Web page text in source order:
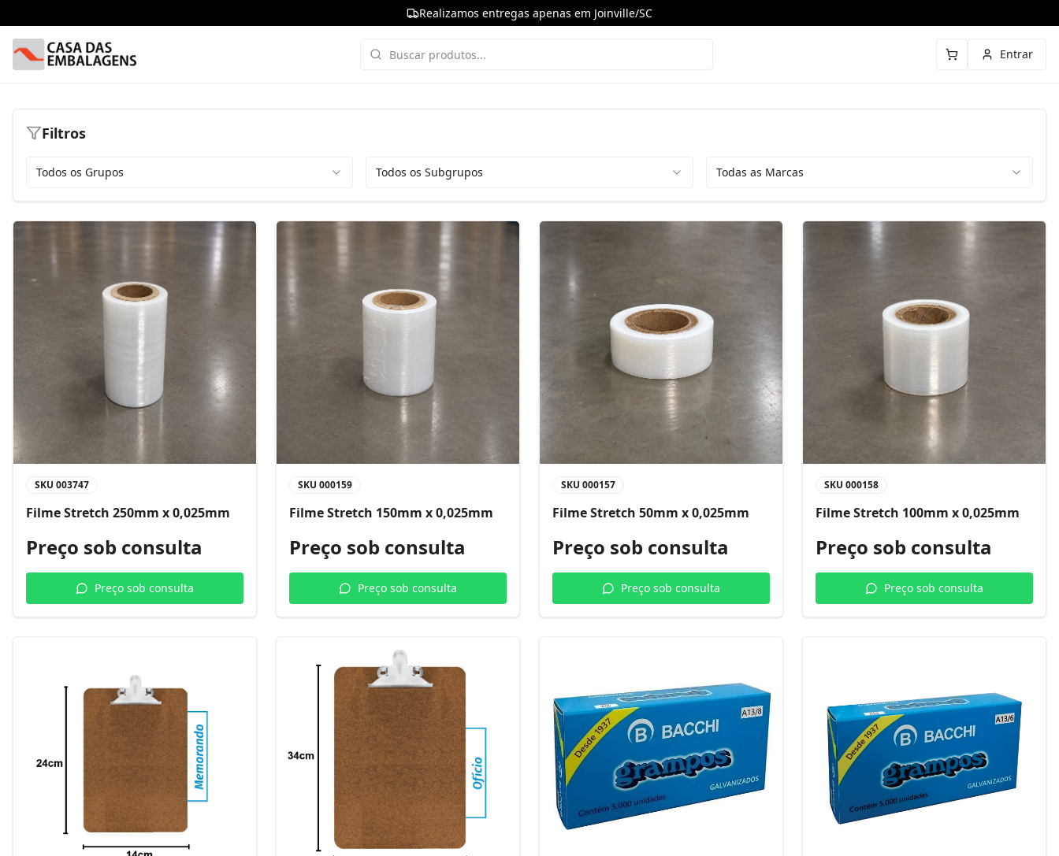
Realizamos entregas apenas em Joinville/SC
Entrar
Filtros
Todos os Grupos Todos os Subgrupos Todas as Marcas
SKU 003747
Filme Stretch 250mm x 0,025mm
Preço sob consulta
Preço sob consulta
SKU 000159
Filme Stretch 150mm x 0,025mm
Preço sob consulta
Preço sob consulta
SKU 000157
Filme Stretch 50mm x 0,025mm
Preço sob consulta
Preço sob consulta
SKU 000158
Filme Stretch 100mm x 0,025mm
Preço sob consulta
Preço sob consulta